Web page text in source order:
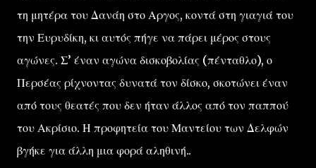
τη μητέρα του Δανάη στο Αργος, κοντά στη γιαγιά του
την Ευρυδίκη, κι αυτός πήγε να πάρει μέρος στους
αγώνες. Σ’ έναν αγώνα δισκοβολίας (πένταθλο), ο
Περσέας ρίχνοντας δυνατά τον δίσκο, σκοτώνει έναν
από τους θεατές που δεν ήταν άλλος από τον παππού
του Ακρίσιο. Η προφητεία του Μαντείου των Δελφών
βγήκε για άλλη μια φορά αληθινή..